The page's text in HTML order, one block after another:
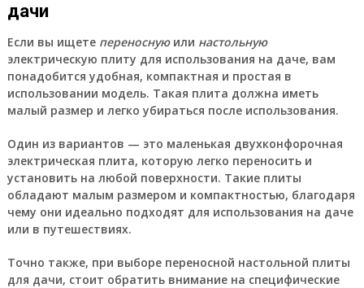
дачи
Если вы ищете переноснуюили настольную
электрическую плиту для использования на даче, вам
понадобится удобная, компактная и простая в
использовании модель. Такая плита должна иметь
малый размер и легко убираться после использования.
Один из вариантов — это маленькая двухконфорочная
электрическая плита, которую легко переносить и
установить на любой поверхности. Такие плиты
обладают малым размером и компактностью, благодаря
чему они идеально подходят для использования на даче
или в путешествиях.
Точно также, при выборе переносной настольной плиты
для дачи, стоит обратить внимание на специфические